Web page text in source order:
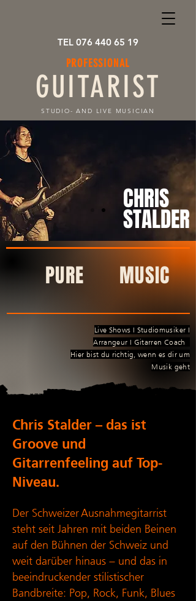
PROFESSIONAL
GUITARIST
STUDIO- AND LIVE MUSICIAN
TEL 076 440 65 19
CHRIS
STALDER
PURE MUSIC
Live Shows I Studiomusiker I
Arrangeur I Gitarren Coach
Hier bist du richtig, wenn es dir um
Musik geht
Chris Stalder – das ist
Groove und
Gitarrenfeeling auf Top-
Niveau.
Der Schweizer Ausnahmegitarrist
steht seit Jahren mit beiden Beinen
auf den Bühnen der Schweiz und
weit darüber hinaus – und das in
beeindruckender stilistischer
Bandbreite: Pop, Rock, Funk, Blues